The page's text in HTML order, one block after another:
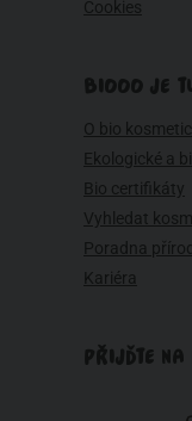
Cookies
BIOOO JE
O bio
Ekologické a
Bio certifikáty
Vyhledat
Poradna
Kariéra
PŘIJĎTE NA